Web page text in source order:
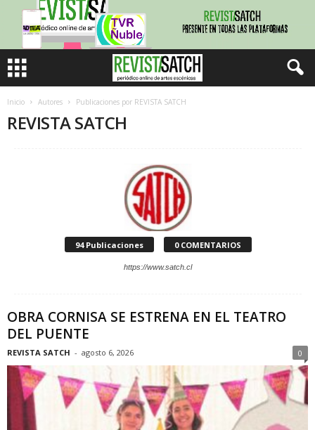
Inicio Autores Publicaciones por REVISTA SATCH
REVISTA SATCH
94 Publicaciones 0 COMENTARIOS
https://www.satch.cl
OBRA CORNISA SE ESTRENA EN EL TEATRO
DEL PUENTE
REVISTA SATCH - agosto 6, 2026 0